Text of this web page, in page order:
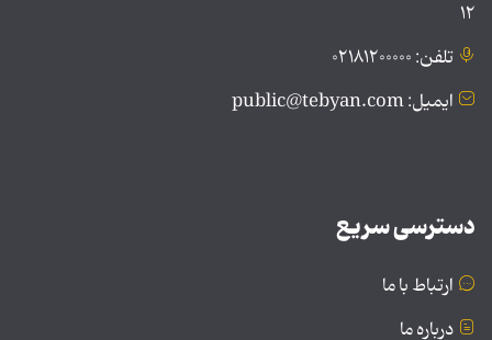
۱۲
تلفن: ۰۲۱۸۱۲۰۰۰۰۰
ایمیل: public@tebyan.com
دسترسی سریع
ارتباط با ما
درباره ما